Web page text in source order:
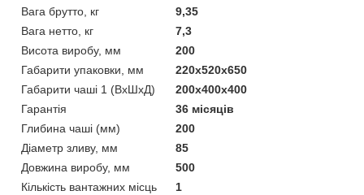
Вага брутто, кг
9,35
Вага нетто, кг
7,3
Висота виробу, мм
200
Габарити упаковки, мм
220х520х650
Габарити чаші 1 (ВхШхД)
200х400х400
Гарантія
36 місяців
Глибина чаші (мм)
200
Діаметр зливу, мм
85
Довжина виробу, мм
500
Кількість вантажних місць
1